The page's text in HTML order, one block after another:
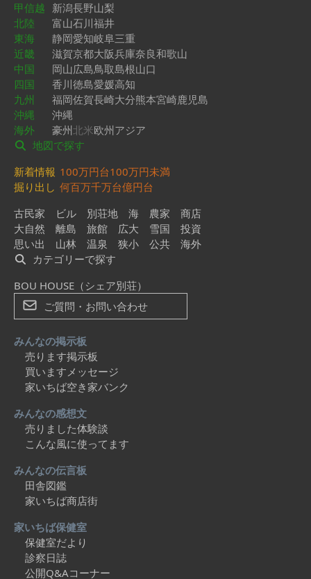
甲信越 新潟長野山梨
北陸
富山石川福井
東海
静岡愛知岐阜三重
近畿
滋賀京都大阪兵庫奈良和歌山
中国
岡山広島鳥取島根山口
四国
香川徳島愛媛高知
九州
福岡佐賀長崎大分熊本宮崎鹿児島
沖縄
沖縄
海外
豪州北米欧州アジア
地図で探す
新着情報 100万円台100万円未満
掘り出し 何百万千万台億円台
古民家
ビル 別荘地 海 農家
商店
大自然
離島 旅館 広大 雪国
投資
思い出
山林 温泉 狭小 公共
海外
カテゴリーで探す
BOU HOUSE（シェア別荘）
ご質問・お問い合わせ
みんなの掲示板
売ります掲示板
買いますメッセージ
家いちば空き家バンク
みんなの感想文
売りました体験談
こんな風に使ってます
みんなの伝言板
田舎図鑑
家いちば商店街
家いちば保健室
保健室だより
診察日誌
公開Q&Aコーナー